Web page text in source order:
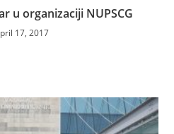
u organizaciji NUPSCG
17, 2017